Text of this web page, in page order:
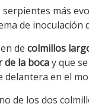
serpientes más
de inoculación
de colmillos
de la bocay que
delantera en el
de los dos